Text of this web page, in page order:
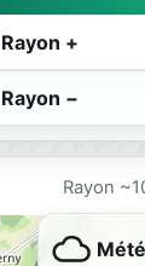
Rayon +
Rayon −
Rayon